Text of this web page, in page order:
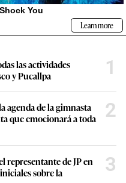
las actividades
y Pucallpa
1
agenda de la gimnasta
que emocionará a toda
2
representante de JP en
sobre la
3